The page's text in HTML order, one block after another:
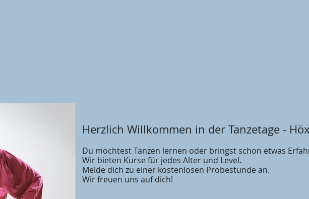
Herzlich Willkommen in der Tanzetage -
Du möchtest Tanzen lernen oder bringst schon etwas
Wir bieten Kurse für jedes Alter und Level.
Melde dich zu einer kostenlosen Probestunde an.
Wir freuen uns auf dich!